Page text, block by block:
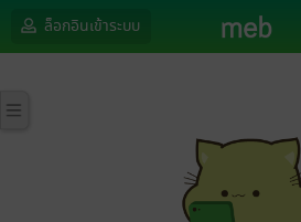
ล็อกอินเข้าระบบ